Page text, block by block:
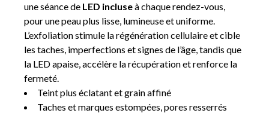
une séance de LED incluseà chaque rendez-vous,
pour une peau plus lisse, lumineuse et uniforme.
L’exfoliation stimule la régénération cellulaire et cible
les taches, imperfections et signes de l’âge, tandis que
la LED apaise, accélère la récupération et renforce la
fermeté.
Teint plus éclatant et grain affiné
Taches et marques estompées, pores resserrés